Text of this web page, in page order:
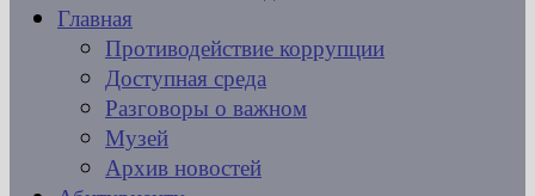
Главная
Противодействие коррупции
Доступная среда
Разговоры о важном
Музей
Архив новостей